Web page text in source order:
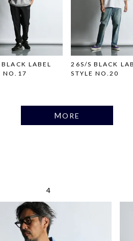
LABEL
NO.17
26S/S BLACK
STYLE NO.20
MORE